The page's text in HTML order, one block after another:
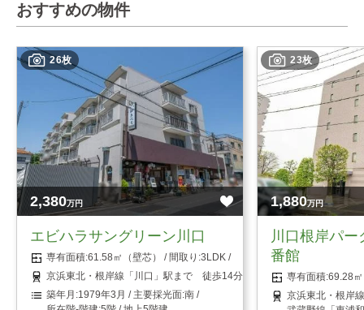
おすすめの物件
26枚
2,380万円
エビハラサングリーン川口
61.58㎡（壁芯）
3LDK
京浜東北・根岸線「川口」駅まで 徒歩14分
1979年3月
南
23枚
1,880万円
川口根岸パ
番館
69.28
京浜東北・根岸